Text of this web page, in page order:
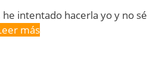
he intentado hacerla yo y no sé
más